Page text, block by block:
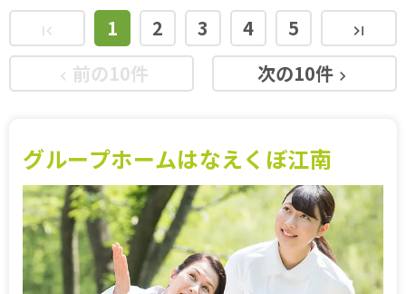
お役立ち情報 一覧
施設特集一覧
ブログ一覧
お気に入り一覧
first_page
keyboard_arrow_left 前の10件
1 2 3 4
5
次の10件 keyboard_arrow_right
last_page
グループホームはなえくぼ江南